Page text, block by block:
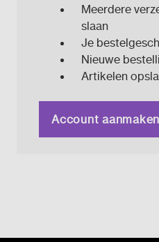
Meerdere
slaan
Je
Nieuwe
Artikelen
Account aanmaken